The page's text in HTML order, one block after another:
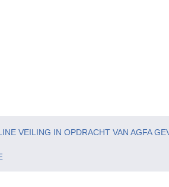
VEILING IN OPDRACHT VAN AGFA